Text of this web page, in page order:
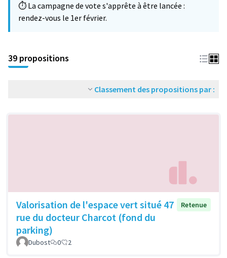
⏱️ La campagne de vote s'apprête à être lancée :
rendez-vous le 1er février.
39 propositions
Classement des propositions par :
Valorisation de l'espace vert situé 47
rue du docteur Charcot (fond du
parking)
Retenue
Dubost 0 2